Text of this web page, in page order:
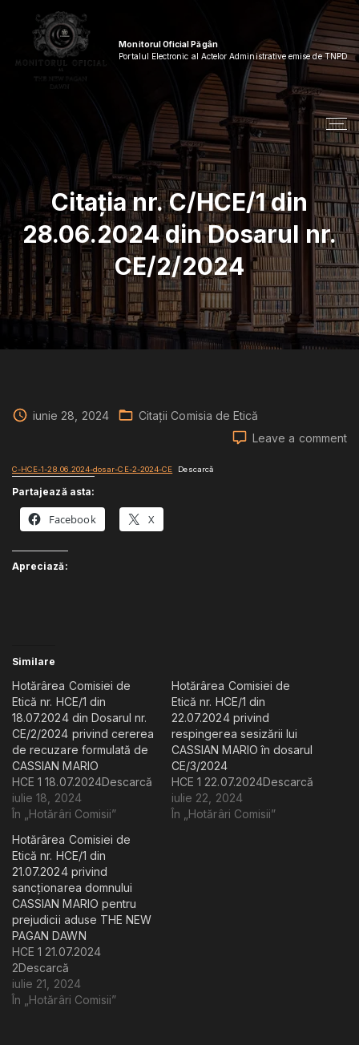
Monitorul Oficial Păgân
Portalul Electronic al Actelor Administrative emise de TNPD
Citația nr. C/HCE/1 din
28.06.2024 din Dosarul nr.
CE/2/2024
iunie 28, 2024
Citații Comisia de Etică
Leave a comment
C-HCE-1-28.06.2024-dosar-CE-2-2024-CE Descarcă
Partajează asta:
Facebook X
Apreciază:
Similare
Hotărârea Comisiei de
Etică nr. HCE/1 din
18.07.2024 din Dosarul nr.
CE/2/2024 privind cererea
de recuzare formulată de
CASSIAN MARIO
HCE 1 18.07.2024Descarcă
iulie 18, 2024
În „Hotărâri Comisii”
Hotărârea Comisiei de
Etică nr. HCE/1 din
22.07.2024 privind
respingerea sesizării lui
CASSIAN MARIO în dosarul
CE/3/2024
HCE 1 22.07.2024Descarcă
iulie 22, 2024
În „Hotărâri Comisii”
Hotărârea Comisiei de
Etică nr. HCE/1 din
21.07.2024 privind
sancționarea domnului
CASSIAN MARIO pentru
prejudicii aduse THE NEW
PAGAN DAWN
HCE 1 21.07.2024
2Descarcă
iulie 21, 2024
În „Hotărâri Comisii”